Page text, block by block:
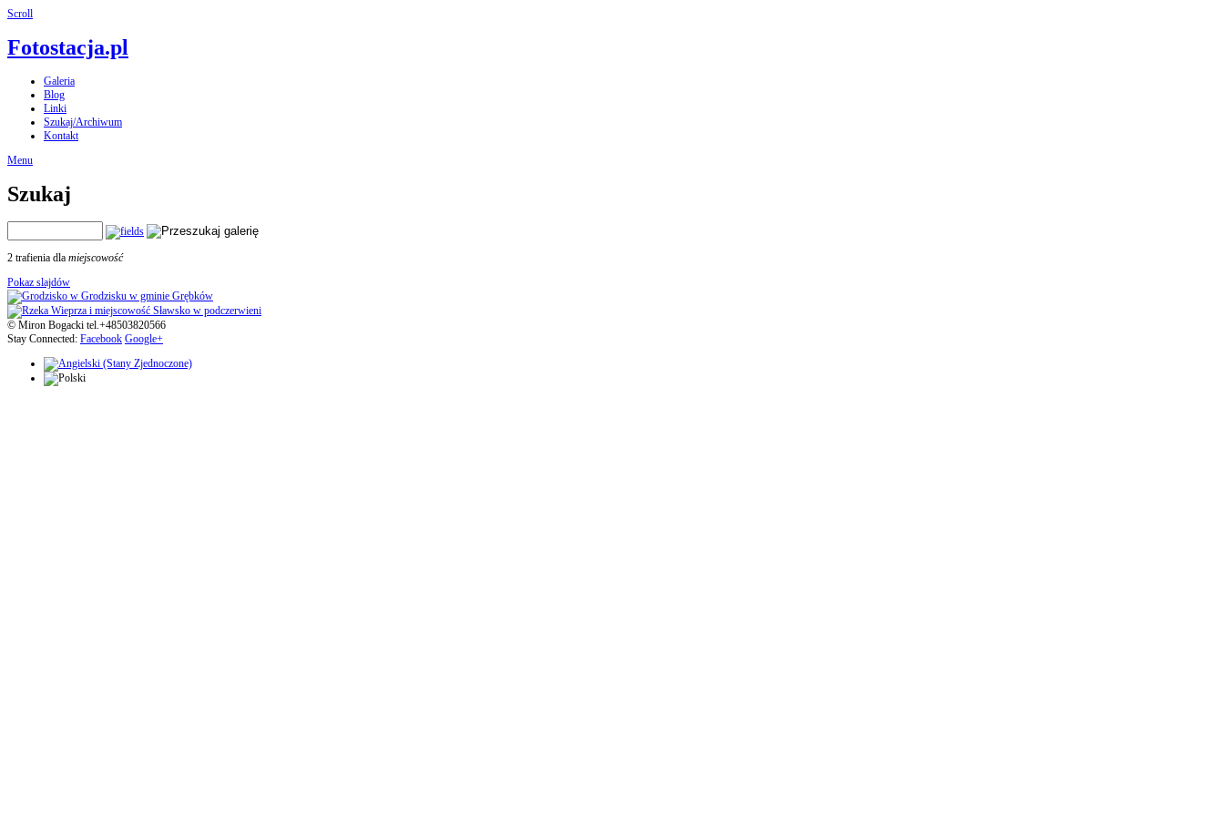
Scroll
Fotostacja.pl
Galeria
Blog
Linki
Szukaj/Archiwum
Kontakt
Menu
Szukaj
2 trafienia dla miejscowość
Pokaz slajdów
© Miron Bogacki tel.+48503820566
Stay Connected: Facebook Google+